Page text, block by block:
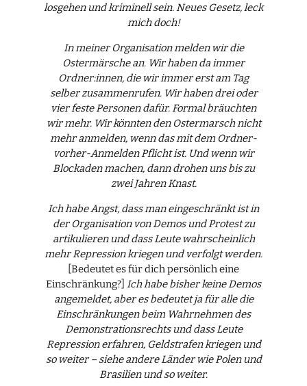
losgehen und kriminell sein. Neues Gesetz, leck
mich doch!
In meiner Organisation melden wir die
Ostermärsche an. Wir haben da immer
Ordner:innen, die wir immer erst am Tag
selber zusammenrufen. Wir haben drei oder
vier feste Personen dafür. Formal bräuchten
wir mehr. Wir könnten den Ostermarsch nicht
mehr anmelden, wenn das mit dem Ordner-
vorher-Anmelden Pflicht ist. Und wenn wir
Blockaden machen, dann drohen uns bis zu
zwei Jahren Knast.
Ich habe Angst, dass man eingeschränkt ist in
der Organisation von Demos und Protest zu
artikulieren und dass Leute wahrscheinlich
mehr Repression kriegen und verfolgt werden.
[Bedeutet es für dich persönlich eine
Einschränkung?] Ich habe bisher keine Demos
angemeldet, aber es bedeutet ja für alle die
Einschränkungen beim Wahrnehmen des
Demonstrationsrechts und dass Leute
Repression erfahren, Geldstrafen kriegen und
so weiter – siehe andere Länder wie Polen und
Brasilien und so weiter.